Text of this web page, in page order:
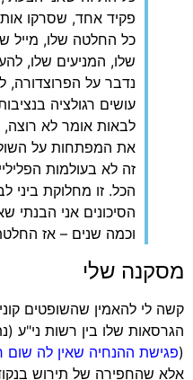
פקיד אחד, שסרקו
כל החלטה שלו, מייל
שלו, המניעים שלו,
נדבר על הפרוצדורה,
עושים רגולציה
לבאות אומר לא רוצה,
את המפתחות על
זה לא בעולמות
הכל. זו מחלוקת ביני
הסיכונים אני הבנתי
וכמה שנים – אז
מסקנה שלי
קשה לי להאמין שהשופטים
הגרסאות שלו בין רשות ני"ע
(פגישת ההנחיה שאין לה שום
אלא שהחפירה של תירוש